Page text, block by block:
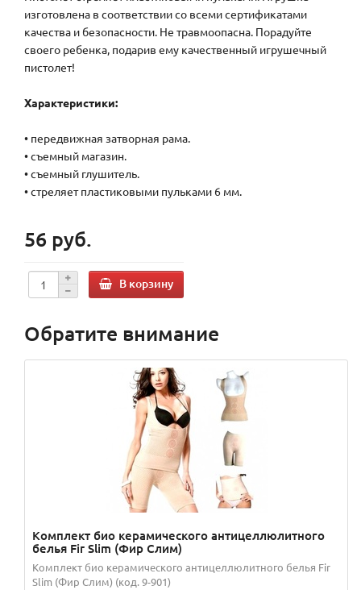
изготовлена в соответствии со всеми сертификатами
качества и безопасности. Не травмоопасна. Порадуйте
своего ребенка, подарив ему качественный игрушечный
пистолет!
Характеристики:
• передвижная затворная рама.
• съемный магазин.
• съемный глушитель.
• стреляет пластиковыми пульками 6 мм.
56 руб.
В корзину
Обратите внимание
Комплект био керамического антицеллюлитного
белья Fir Slim (Фир Слим)
Комплект био керамического антицеллюлитного белья Fir
Slim (Фир Слим) (код. 9-901)